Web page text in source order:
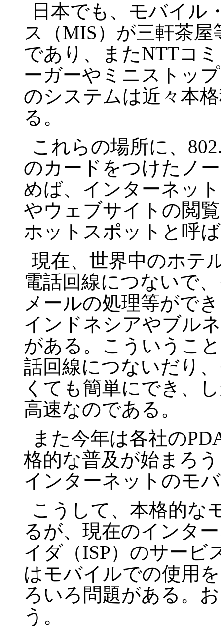
日本でも、モバイル
ス（MIS）が三軒茶
であり、またNTTコ
ーガーやミニストッ
のシステムは近々本
る。
これらの場所に、
のカードをつけたノ
めば、インターネッ
やウェブサイトの閲
ホットスポットと呼
現在、世界中のホテ
電話回線につないで
メールの処理等がで
インドネシアやブル
がある。こういうこ
話回線につないだり
くても簡単にでき、
高速なのである。
また今年は各社の
格的な普及が始まろ
インターネットのモ
こうして、本格的な
るが、現在のインタ
イダ（ISP）のサービ
はモバイルでの使用
ろいろ問題がある。
う。